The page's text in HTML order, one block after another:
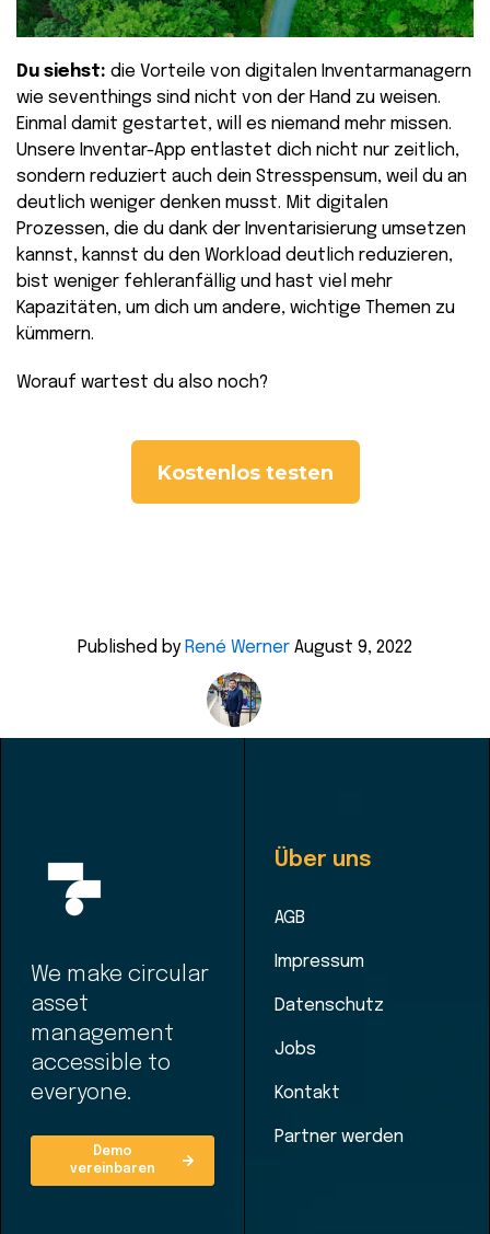
Du siehst: die Vorteile von digitalen Inventarmanagern
wie seventhings sind nicht von der Hand zu weisen.
Einmal damit gestartet, will es niemand mehr missen.
Unsere Inventar-App entlastet dich nicht nur zeitlich,
sondern reduziert auch dein Stresspensum, weil du an
deutlich weniger denken musst. Mit digitalen
Prozessen, die du dank der Inventarisierung umsetzen
kannst, kannst du den Workload deutlich reduzieren,
bist weniger fehleranfällig und hast viel mehr
Kapazitäten, um dich um andere, wichtige Themen zu
kümmern.
Worauf wartest du also noch?
Kostenlos testen
Published byRené Werner August 9, 2022
We make circular
asset
management
accessible to
everyone.
Demo
vereinbaren
Über uns
AGB
Impressum
Datenschutz
Jobs
Kontakt
Partner werden